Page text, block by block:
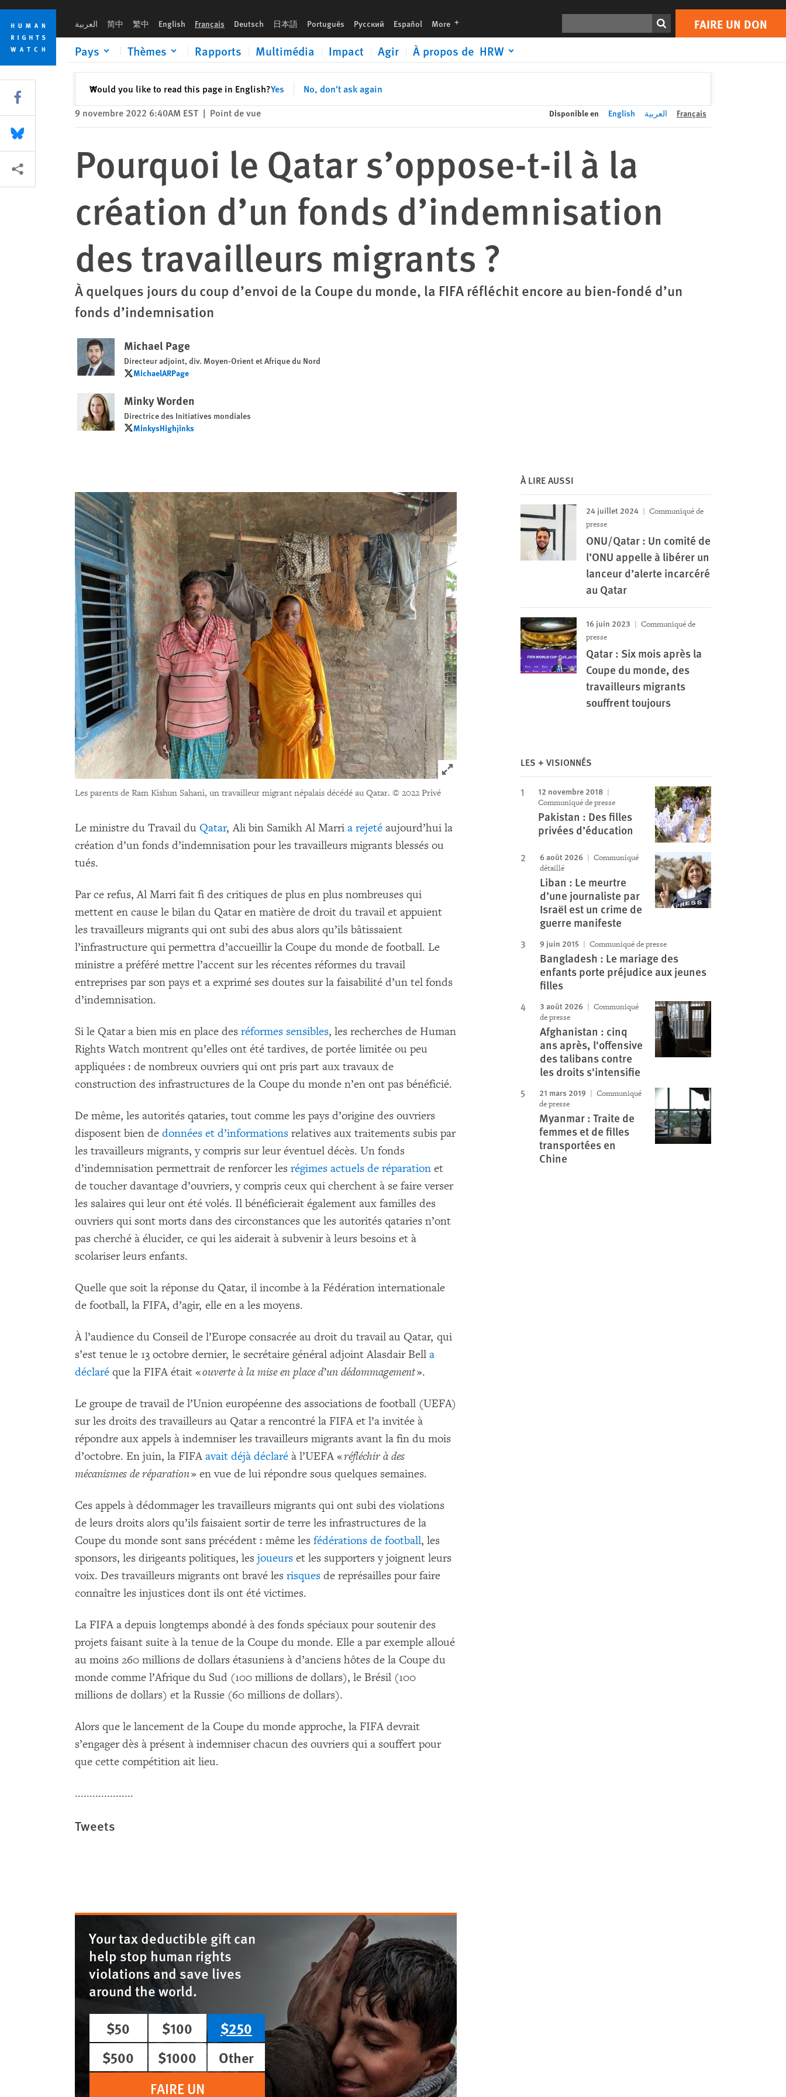
Skip
cookie
privacy
notice
Skip
main
content
العربية 简中 繁中 English Français Deutsch 日本語 Português Русский Español More languages FAIRE UN DON
Pays Thèmes Rapports Multimédia Impact Agir À propos de HRW
Would you like to read this page in English?Yes No, don't ask again
✕Fermer
Print FAIRE UN DON
9 novembre 2022 6:40AM EST | Point de vue Disponible en English العربية Français
Pourquoi le Qatar s’oppose-t-il à la
création d’un fonds d’indemnisation
des travailleurs migrants ?
À quelques jours du coup d’envoi de la Coupe du monde, la FIFA réfléchit encore au bien-fondé d’un
fonds d’indemnisation
Michael Page
Directeur adjoint, div. Moyen-Orient et Afrique du Nord
MichaelARPage
MichaelARPage
Minky Worden
Directrice des Initiatives mondiales
MinkysHighjinks
MinkysHighjinks
Click to expand Image
Les parents de Ram Kishun Sahani, un travailleur migrant népalais décédé au Qatar. © 2022 Privé
Le ministre du Travail du Qatar, Ali bin Samikh Al Marri a rejeté aujourd’hui la
création d’un fonds d’indemnisation pour les travailleurs migrants blessés ou
tués.
Par ce refus, Al Marri fait fi des critiques de plus en plus nombreuses qui
mettent en cause le bilan du Qatar en matière de droit du travail et appuient
les travailleurs migrants qui ont subi des abus alors qu’ils bâtissaient
l’infrastructure qui permettra d’accueillir la Coupe du monde de football. Le
ministre a préféré mettre l’accent sur les récentes réformes du travail
entreprises par son pays et a exprimé ses doutes sur la faisabilité d’un tel fonds
d’indemnisation.
Si le Qatar a bien mis en place des réformes sensibles, les recherches de Human
Rights Watch montrent qu’elles ont été tardives, de portée limitée ou peu
appliquées : de nombreux ouvriers qui ont pris part aux travaux de
construction des infrastructures de la Coupe du monde n’en ont pas bénéficié.
De même, les autorités qataries, tout comme les pays d’origine des ouvriers
disposent bien de données et d’informations relatives aux traitements subis par
les travailleurs migrants, y compris sur leur éventuel décès. Un fonds
d’indemnisation permettrait de renforcer les régimes actuels de réparation et
de toucher davantage d’ouvriers, y compris ceux qui cherchent à se faire verser
les salaires qui leur ont été volés. Il bénéficierait également aux familles des
ouvriers qui sont morts dans des circonstances que les autorités qataries n’ont
pas cherché à élucider, ce qui les aiderait à subvenir à leurs besoins et à
scolariser leurs enfants.
Quelle que soit la réponse du Qatar, il incombe à la Fédération internationale
de football, la FIFA, d’agir, elle en a les moyens.
À l’audience du Conseil de l’Europe consacrée au droit du travail au Qatar, qui
s’est tenue le 13 octobre dernier, le secrétaire général adjoint Alasdair Bell a
déclaré que la FIFA était «ouverte à la mise en place d’un dédommagement».
Le groupe de travail de l’Union européenne des associations de football (UEFA)
sur les droits des travailleurs au Qatar a rencontré la FIFA et l’a invitée à
répondre aux appels à indemniser les travailleurs migrants avant la fin du mois
d’octobre. En juin, la FIFAavait déjà déclaré à l’UEFA «réfléchir à des
mécanismes de réparation» en vue de lui répondre sous quelques semaines.
Ces appels à dédommager les travailleurs migrants qui ont subi des violations
de leurs droits alors qu’ils faisaient sortir de terre les infrastructures de la
Coupe du monde sont sans précédent : même les fédérations de football, les
sponsors, les dirigeants politiques, les joueurs et les supporters y joignent leurs
voix. Des travailleurs migrants ont bravé les risques de représailles pour faire
connaître les injustices dont ils ont été victimes.
La FIFA a depuis longtemps abondé à des fonds spéciaux pour soutenir des
projets faisant suite à la tenue de la Coupe du monde. Elle a par exemple alloué
au moins 260 millions de dollars étasuniens à d’anciens hôtes de la Coupe du
monde comme l’Afrique du Sud (100 millions de dollars), le Brésil (100
millions de dollars) et la Russie (60 millions de dollars).
Alors que le lancement de la Coupe du monde approche, la FIFA devrait
s’engager dès à présent à indemniser chacun des ouvriers qui a souffert pour
que cette compétition ait lieu.
....................
Tweets
Your tax deductible gift can
help stop human rights
violations and save lives
around the world.
$50
$100
$250
$500
$1000
Other
FAIRE UN
À LIRE AUSSI
24 juillet 2024
Communiqué de
presse
ONU/Qatar : Un comité de
l’ONU appelle à libérer un
lanceur d’alerte incarcéré
au Qatar
16 juin 2023
Communiqué de
presse
Qatar : Six mois après la
Coupe du monde, des
travailleurs migrants
souffrent toujours
LES + VISIONNÉS
12 novembre 2018
Communiqué de presse
Pakistan : Des filles
privées d’éducation
6 août 2026
Communiqué
détaillé
Liban : Le meurtre
d’une journaliste par
Israël est un crime de
guerre manifeste
9 juin 2015 Communiqué de presse
Bangladesh : Le mariage des
enfants porte préjudice aux jeunes
filles
3 août 2026
Communiqué
de presse
Afghanistan : cinq
ans après, l'offensive
des talibans contre
les droits s'intensifie
21 mars 2019
Communiqué
de presse
Myanmar : Traite de
femmes et de filles
transportées en
Chine
Share this via Facebook
Share this via Bluesky
Share this via Partagez